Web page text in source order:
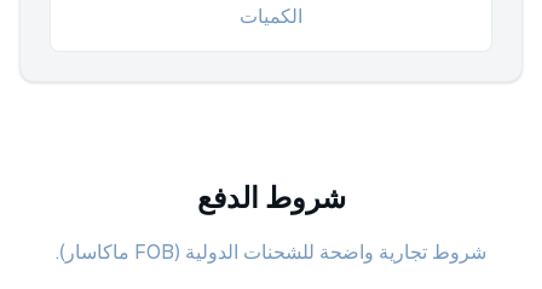
الكميات
شروط الدفع
شروط تجارية واضحة للشحنات الدولية (FOB ماكاسار).